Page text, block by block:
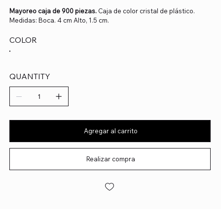
Mayoreo caja de 900 piezas. Caja de color cristal de plástico.
Medidas: Boca. 4 cm Alto, 1.5 cm.
COLOR
QUANTITY
Agregar al carrito
Realizar compra